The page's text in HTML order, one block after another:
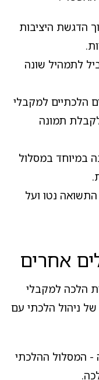
הדגשת היציבות
לתמהיל שונה
הלכתיים למקבלי
תמונה
במיוחד במסלול
נטו ועל
אחרים
הלכה למקבלי
ניהול הלכתי עם
- המסלול ההלכתי